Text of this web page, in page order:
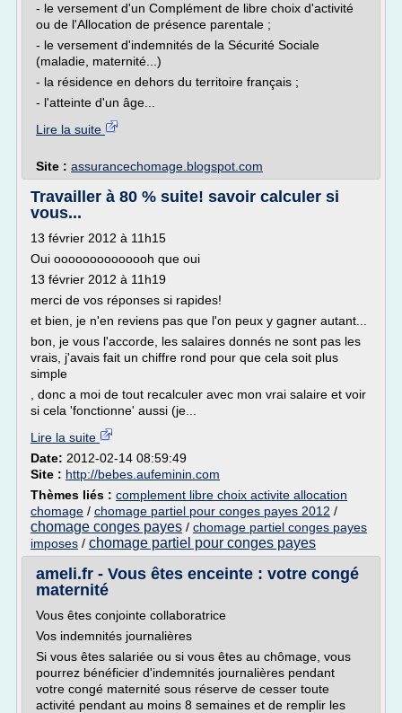
- le versement d'un Complément de libre choix d'activité
ou de l'Allocation de présence parentale ;
- le versement d'indemnités de la Sécurité Sociale
(maladie, maternité...)
- la résidence en dehors du territoire français ;
- l'atteinte d'un âge...
Lire la suite
Site : assurancechomage.blogspot.com
Travailler à 80 % suite! savoir calculer si
vous...
13 février 2012 à 11h15
Oui oooooooooooooh que oui
13 février 2012 à 11h19
merci de vos réponses si rapides!
et bien, je n'en reviens pas que l'on peux y gagner autant...
bon, je vous l'accorde, les salaires donnés ne sont pas les
vrais, j'avais fait un chiffre rond pour que cela soit plus
simple
, donc a moi de tout recalculer avec mon vrai salaire et voir
si cela 'fonctionne' aussi (je...
Lire la suite
Date: 2012-02-14 08:59:49
Site : http://bebes.aufeminin.com
Thèmes liés : complement libre choix activite allocation
chomage / chomage partiel pour conges payes 2012 /
chomage conges payes / chomage partiel conges payes
imposes / chomage partiel pour conges payes
ameli.fr - Vous êtes enceinte : votre congé
maternité
Vous êtes conjointe collaboratrice
Vos indemnités journalières
Si vous êtes salariée ou si vous êtes au chômage, vous
pourrez bénéficier d'indemnités journalières pendant
votre congé maternité sous réserve de cesser toute
activité pendant au moins 8 semaines et de remplir les